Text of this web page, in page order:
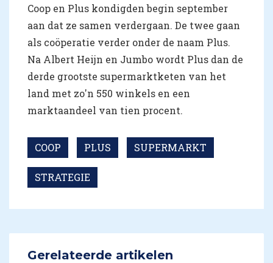
Coop en Plus kondigden begin september
aan dat ze samen verdergaan. De twee gaan
als coöperatie verder onder de naam Plus.
Na Albert Heijn en Jumbo wordt Plus dan de
derde grootste supermarktketen van het
land met zo'n 550 winkels en een
marktaandeel van tien procent.
COOP PLUS SUPERMARKT
STRATEGIE
Gerelateerde artikelen